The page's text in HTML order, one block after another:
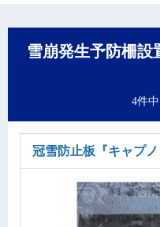
雪崩発生予防柵設
4件
冠雪防止板 『キャプノ